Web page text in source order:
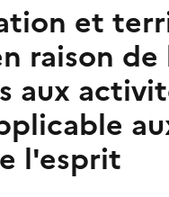
et
raison
l'esprit